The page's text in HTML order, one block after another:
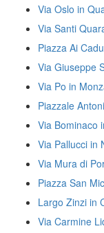
Via Oslo in
Via Santi
Piazza Ai
Via Giuseppe
Via Po in
Piazzale
Via Bominaco
Via Pallucci in
Via Mura di
Piazza San
Largo Zinzi in
Via Carmine